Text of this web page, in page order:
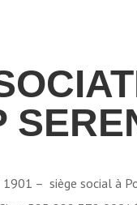
1901 – siège social à